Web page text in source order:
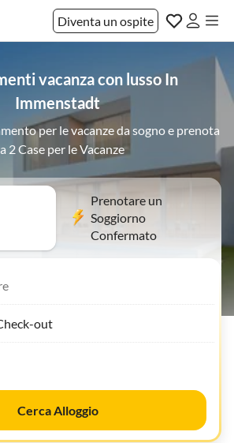
Diventa un ospite
vacanza con lusso In
Immenstadt
per le vacanze da sogno e prenota
2 Case per le Vacanze
Prenotare un
Soggiorno
Confermato
out
Cerca Alloggio